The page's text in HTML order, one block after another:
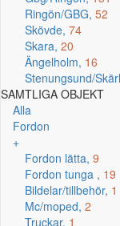
Ringön/GBG, 52
Skövde, 74
Skara, 20
Ängelholm, 16
Stenungsund/
SAMTLIGA OBJEKT
Alla
Fordon
+
Fordon lätta, 9
Fordon tunga , 19
Bildelar/tillbehör, 1
Mc/moped, 2
Truckar, 1